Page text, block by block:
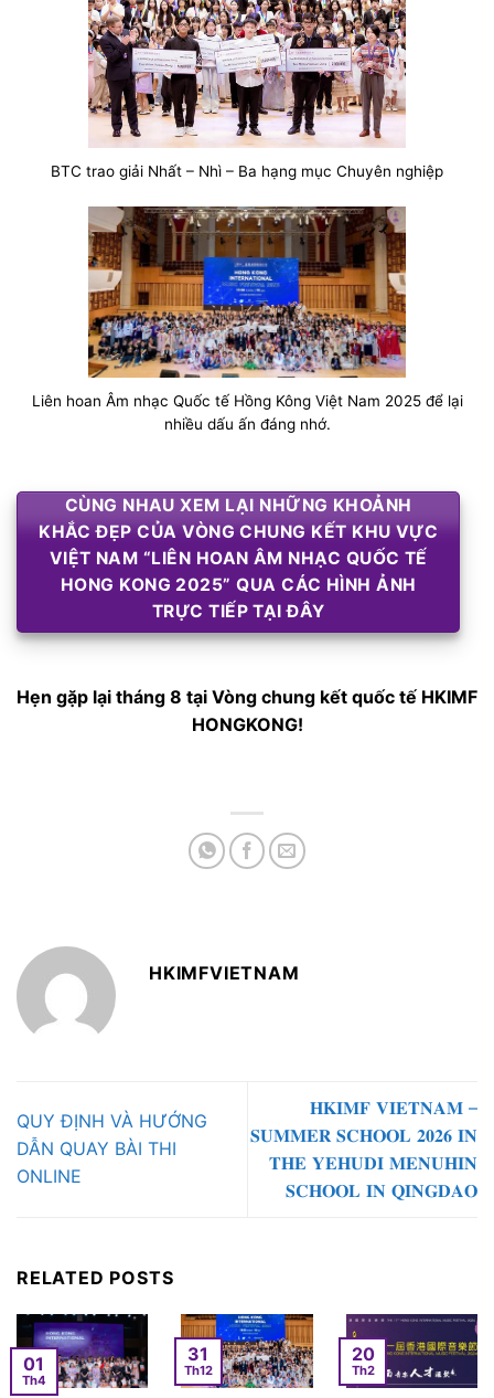
BTC trao giải Nhất – Nhì – Ba hạng mục Chuyên nghiệp
Liên hoan Âm nhạc Quốc tế Hồng Kông Việt Nam 2025 để lại
nhiều dấu ấn đáng nhớ.
CÙNG NHAU XEM LẠI NHỮNG KHOẢNH
KHẮC ĐẸP CỦA VÒNG CHUNG KẾT KHU VỰC
VIỆT NAM “LIÊN HOAN ÂM NHẠC QUỐC TẾ
HONG KONG 2025” QUA CÁC HÌNH ẢNH
TRỰC TIẾP TẠI ĐÂY
Hẹn gặp lại tháng 8 tại Vòng chung kết quốc tế HKIMF
HONGKONG!
HKIMFVIETNAM
QUY ĐỊNH VÀ HƯỚNG
DẪN QUAY BÀI THI
ONLINE
𝐇𝐊𝐈𝐌𝐅 𝐕𝐈𝐄𝐓𝐍𝐀𝐌 –
𝐒𝐔𝐌𝐌𝐄𝐑 𝐒𝐂𝐇𝐎𝐎𝐋 𝟐𝟎𝟐𝟔 𝐈𝐍
𝐓𝐇𝐄 𝐘𝐄𝐇𝐔𝐃𝐈 𝐌𝐄𝐍𝐔𝐇𝐈𝐍
𝐒𝐂𝐇𝐎𝐎𝐋 𝐈𝐍 𝐐𝐈𝐍𝐆𝐃𝐀𝐎
RELATED POSTS
01
Th4
31
Th12
20
Th2